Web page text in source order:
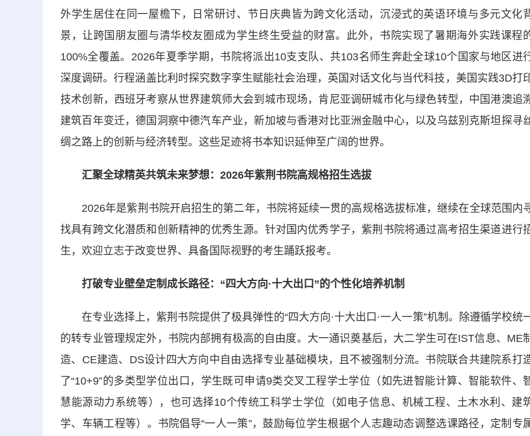
外学生居住在同一屋檐下，日常研讨、节日庆典皆为跨文化活动，沉浸式的英语环境与多元文化
景，让跨国朋友圈与清华校友圈成为学生终生受益的财富。此外，书院实现了暑期海外实践课程
100%全覆盖。2026年夏季学期，书院将派出10支支队、共103名师生奔赴全球10个国家与地区进
深度调研。行程涵盖比利时探究数字孪生赋能社会治理，英国对话文化与当代科技，美国实践3D打
技术创新，西班牙考察从世界建筑师大会到城市现场，肯尼亚调研城市化与绿色转型，中国港澳追
建筑百年变迁，德国洞察中德汽车产业，新加坡与香港对比亚洲金融中心，以及乌兹别克斯坦探寻
绸之路上的创新与经济转型。这些足迹将书本知识延伸至广阔的世界。
汇聚全球精英共筑未来梦想：2026年紫荆书院高规格招生选拔
2026年是紫荆书院开启招生的第二年，书院将延续一贯的高规格选拔标准，继续在全球范围内
找具有跨文化潜质和创新精神的优秀生源。针对国内优秀学子，紫荆书院将通过高考招生渠道进行
生，欢迎立志于改变世界、具备国际视野的考生踊跃报考。
打破专业壁垒定制成长路径：“四大方向·十大出口”的个性化培养机制
在专业选择上，紫荆书院提供了极具弹性的“四大方向·十大出口·一人一策”机制。除遵循学校统
的转专业管理规定外，书院内部拥有极高的自由度。大一通识奠基后，大二学生可在IST信息、ME
造、CE建造、DS设计四大方向中自由选择专业基础模块，且不被强制分流。书院联合共建院系打
了“10+9”的多类型学位出口，学生既可申请9类交叉工程学士学位（如先进智能计算、智能软件、
慧能源动力系统等），也可选择10个传统工科学士学位（如电子信息、机械工程、土木水利、建
学、车辆工程等）。书院倡导“一人一策”，鼓励每位学生根据个人志趣动态调整选课路径，定制专